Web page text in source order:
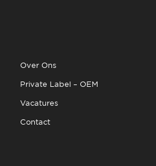
Over Ons
Private Label – OEM
Vacatures
Contact